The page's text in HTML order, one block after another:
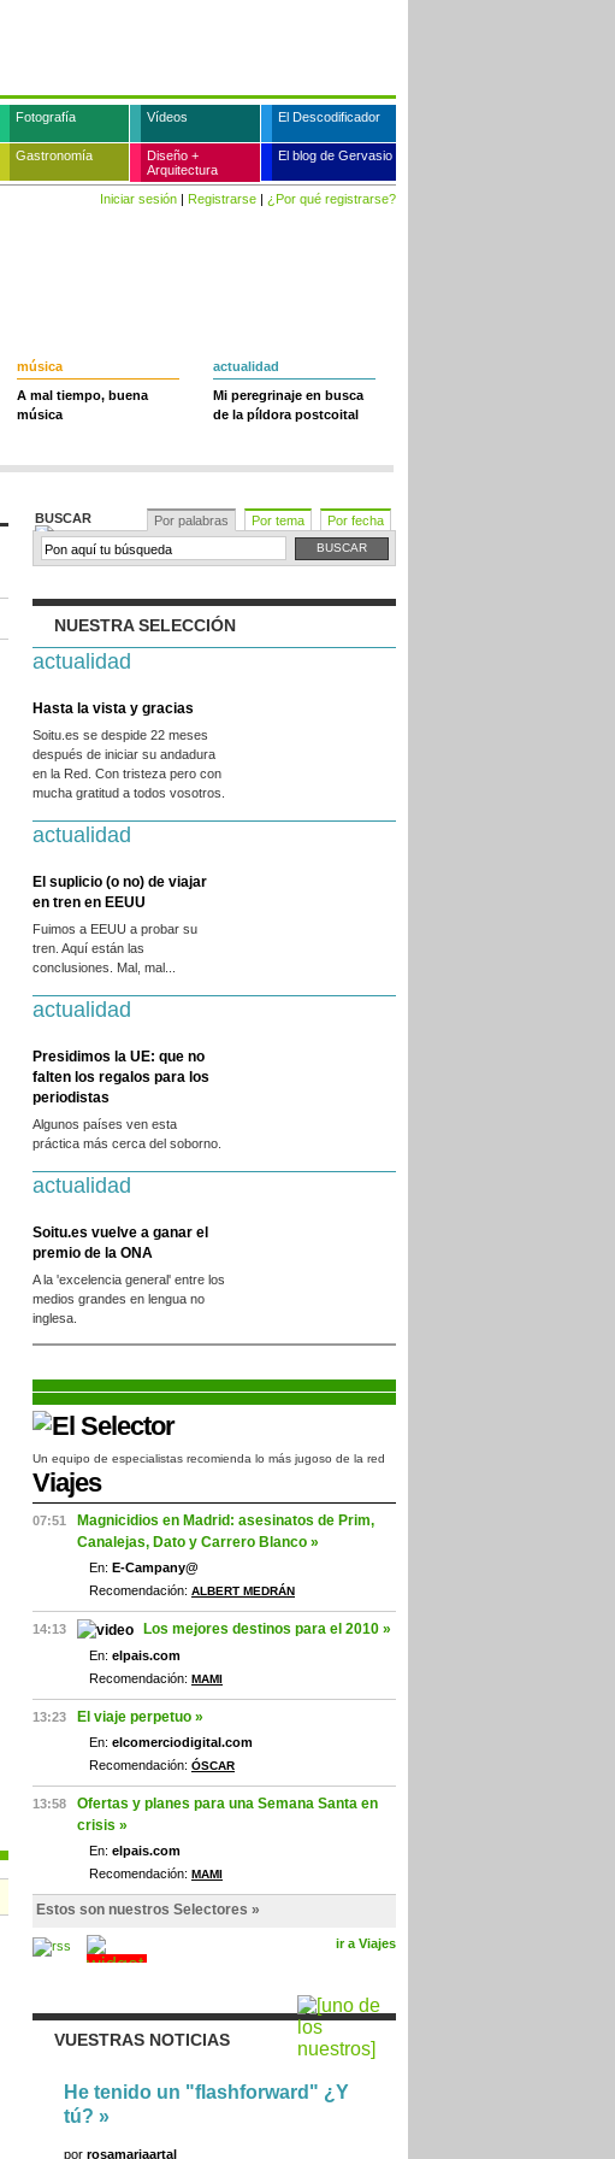
Fotografía Vídeos El Descodificador
Gastronomía
Diseño +
Arquitectura
El blog de Gervasio
Iniciar sesión | Registrarse | ¿Por qué registrarse?
música
A mal tiempo, buena
música
actualidad
Mi peregrinaje en busca
de la píldora postcoital
BUSCAR Por palabras Por tema Por fecha
NUESTRA SELECCIÓN
actualidad
Hasta la vista y gracias
Soitu.es se despide 22 meses
después de iniciar su andadura
en la Red. Con tristeza pero con
mucha gratitud a todos vosotros.
actualidad
El suplicio (o no) de viajar
en tren en EEUU
Fuimos a EEUU a probar su
tren. Aquí están las
conclusiones. Mal, mal...
actualidad
Presidimos la UE: que no
falten los regalos para los
periodistas
Algunos países ven esta
práctica más cerca del soborno.
actualidad
Soitu.es vuelve a ganar el
premio de la ONA
A la 'excelencia general' entre los
medios grandes en lengua no
inglesa.
Un equipo de especialistas recomienda lo más jugoso de la red
Viajes
07:51
Magnicidios en Madrid: asesinatos de Prim,
Canalejas, Dato y Carrero Blanco »
En: E-Campany@
Recomendación: ALBERT MEDRÁN
14:13 Los mejores destinos para el 2010 »
En: elpais.com
Recomendación: MAMI
13:23 El viaje perpetuo »
En: elcomerciodigital.com
Recomendación: ÓSCAR
13:58
Ofertas y planes para una Semana Santa en
crisis »
En: elpais.com
Recomendación: MAMI
Estos son nuestros Selectores »
ir a Viajes
VUESTRAS NOTICIAS
He tenido un "flashforward" ¿Y
tú? »
por rosamariaartal